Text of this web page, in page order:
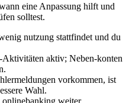
eine Anpassung hilft und
solltest.
nutzung stattfindet und du
aktiv; Neben-konten
vorkommen, ist
Wahl.
weiter